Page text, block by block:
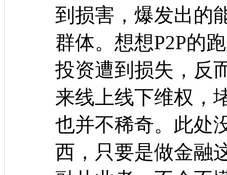
到损害，爆发出的
群体。想想P2P的
投资遭到损失，反
来线上线下维权，
也并不稀奇。此处
西，只要是做金融